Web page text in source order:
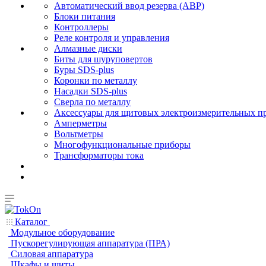
Автоматический ввод резерва (АВР)
Блоки питания
Контроллеры
Реле контроля и управления
Алмазные диски
Биты для шуруповертов
Буры SDS-plus
Коронки по металлу
Насадки SDS-plus
Сверла по металлу
Аксессуары для щитовых электроизмерительных
Амперметры
Вольтметры
Многофункциональные приборы
Трансформаторы тока
Каталог
Модульное оборудование
Пускорегулирующая аппаратура (ПРА)
Силовая аппаратура